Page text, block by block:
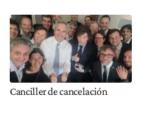
Canciller de cancelación